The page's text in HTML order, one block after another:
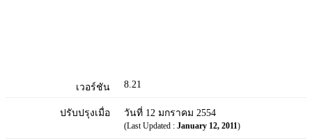
เวอร์ชัน 8.21
ปรับปรุงเมื่อ วันที่ 12 มกราคม 2554
(Last Updated : January 12, 2011)